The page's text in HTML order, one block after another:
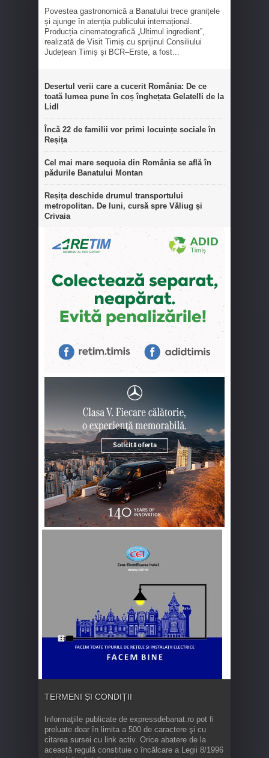
Povestea gastronomică a Banatului trece granițele
și ajunge în atenția publicului internațional.
Producția cinematografică „Ultimul ingredient”,
realizată de Visit Timiș cu sprijinul Consiliului
Județean Timiș și BCR–Erste, a fost...
Desertul verii care a cucerit România: De ce
toată lumea pune în coș înghețata Gelatelli de la
Lidl
Încă 22 de familii vor primi locuințe sociale în
Reșița
Cel mai mare sequoia din România se află în
pădurile Banatului Montan
Reșița deschide drumul transportului
metropolitan. De luni, cursă spre Văliug și
Crivaia
TERMENI ȘI CONDIȚII
Informaţiile publicate de expressdebanat.ro pot fi
preluate doar în limita a 500 de caractere şi cu
citarea sursei cu link activ. Orice abatere de la
această regulă constituie o încălcare a Legii 8/1996